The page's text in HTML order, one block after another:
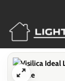
content